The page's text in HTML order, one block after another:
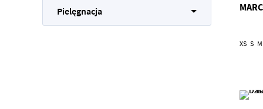
XS S M
Pielęgnacja